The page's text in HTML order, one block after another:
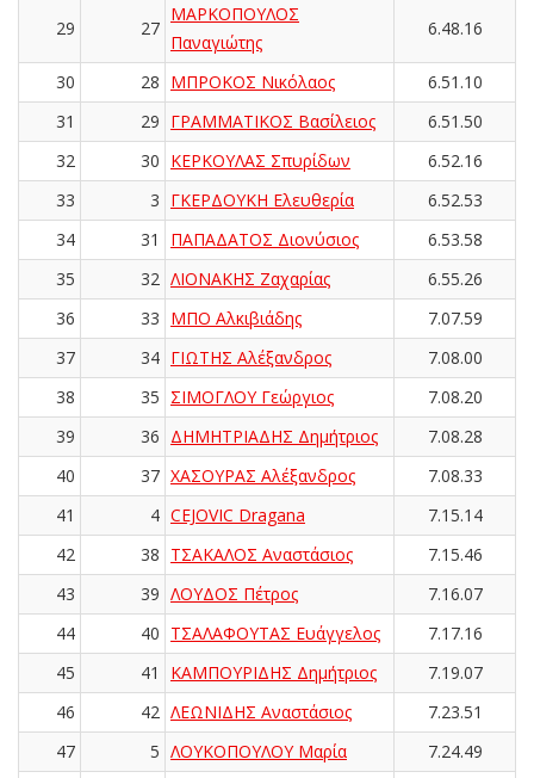
29 27
ΜΑΡΚΟΠΟΥΛΟΣ
Παναγιώτης
6.48.16
30 28 ΜΠΡΟΚΟΣ Νικόλαος
6.51.10
31
29 ΓΡΑΜΜΑΤΙΚΟΣ Βασίλειος
6.51.50
32
30 ΚΕΡΚΟΥΛΑΣ Σπυρίδων
6.52.16
33
3 ΓΚΕΡΔΟΥΚΗ Ελευθερία
6.52.53
34
31 ΠΑΠΑΔΑΤΟΣ Διονύσιος
6.53.58
35
32 ΛΙΟΝΑΚΗΣ Ζαχαρίας
6.55.26
36
33 ΜΠΟ Αλκιβιάδης
7.07.59
37
34 ΓΙΩΤΗΣ Αλέξανδρος
7.08.00
38
35 ΣΙΜΟΓΛΟΥ Γεώργιος
7.08.20
39
36 ΔΗΜΗΤΡΙΑΔΗΣ Δημήτριος
7.08.28
40
37 ΧΑΣΟΥΡΑΣ Αλέξανδρος
7.08.33
41
4 CEJOVIC Dragana
7.15.14
42
38 ΤΣΑΚΑΛΟΣ Αναστάσιος
7.15.46
43
39 ΛΟΥΔΟΣ Πέτρος
7.16.07
44
40 ΤΣΑΛΑΦΟΥΤΑΣ Ευάγγελος
7.17.16
45
41 ΚΑΜΠΟΥΡΙΔΗΣ Δημήτριος
7.19.07
46
42 ΛΕΩΝΙΔΗΣ Αναστάσιος
7.23.51
47
5 ΛΟΥΚΟΠΟΥΛΟΥ Μαρία 7.24.49